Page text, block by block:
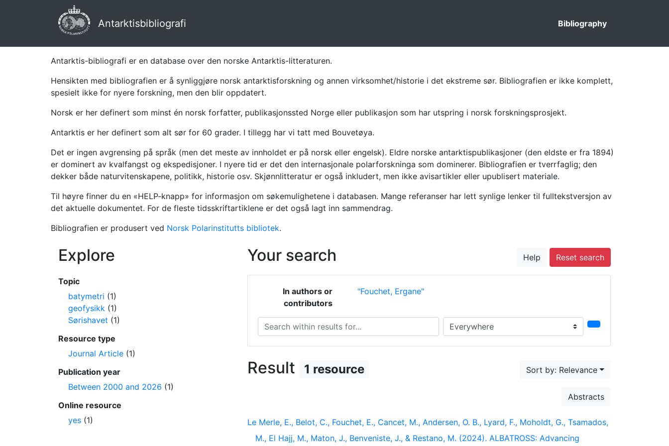
Antarktisbibliografi Bibliography
Antarktis-bibliografi er en database over den norske Antarktis-litteraturen.
Hensikten med bibliografien er å synliggjøre norsk antarktisforskning og annen virksomhet/historie i det ekstreme sør. Bibliografien er ikke komplett,
spesielt ikke for nyere forskning, men den blir oppdatert.
Norsk er her definert som minst én norsk forfatter, publikasjonssted Norge eller publikasjon som har utspring i norsk forskningsprosjekt.
Antarktis er her definert som alt sør for 60 grader. I tillegg har vi tatt med Bouvetøya.
Det er ingen avgrensing på språk (men det meste av innholdet er på norsk eller engelsk). Eldre norske antarktispublikasjoner (den eldste er fra 1894)
er dominert av kvalfangst og ekspedisjoner. I nyere tid er det den internasjonale polarforskninga som dominerer. Bibliografien er tverrfaglig; den
dekker både naturvitenskapene, politikk, historie osv. Skjønnlitteratur er også inkludert, men ikke avisartikler eller upublisert materiale.
Til høyre finner du en «HELP-knapp» for informasjon om søkemulighetene i databasen. Mange referanser har lett synlige lenker til fulltekstversjon av
det aktuelle dokumentet. For de fleste tidsskriftartiklene er det også lagt inn sammendrag.
Bibliografien er produsert ved Norsk Polarinstitutts bibliotek.
Your search Help Reset search
In authors or
contributors
"Fouchet, Ergane"
Search within results for... Search in...
Result 1 resource Sort by: Relevance
Abstracts
Le Merle, E., Belot, C., Fouchet, E., Cancet, M., Andersen, O. B., Lyard, F., Moholdt, G., Tsamados,
M., El Hajj, M., Maton, J., Benveniste, J., & Restano, M. (2024). ALBATROSS: Advancing
Explore
Topic
batymetri (1)
geofysikk (1)
Sørishavet (1)
Resource type
Journal Article (1)
Publication year
Between 2000 and 2026 (1)
Online resource
yes (1)